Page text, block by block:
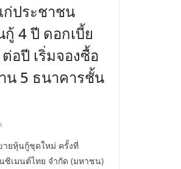
ก่ประชาชน
4 ปี ดอกเบี้ย
อปี เริ่มจองซื้อ
น 5 ธนาคารชั้น
ายหุ้นกู้ชุดใหม่ ครั้งที่
ซิเมนต์ไทย จำกัด (มหาชน)